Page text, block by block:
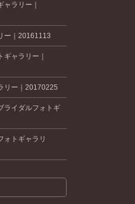
ラリー｜
ー｜20161113
ャラリー｜
リー｜20170225
ライダルフォトギ
ォトギャラリ